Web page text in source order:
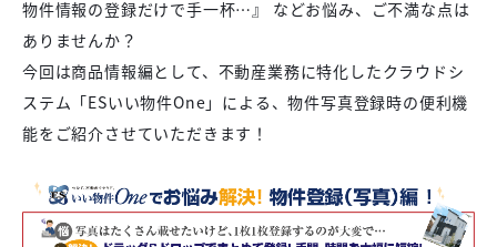
物件情報の登録だけで手一杯…』 などお悩み、ご不満な点は
ありませんか？
今回は商品情報編として、不動産業務に特化したクラウドシ
ステム「ESいい物件One」による、物件写真登録時の便利機
能をご紹介させていただきます！